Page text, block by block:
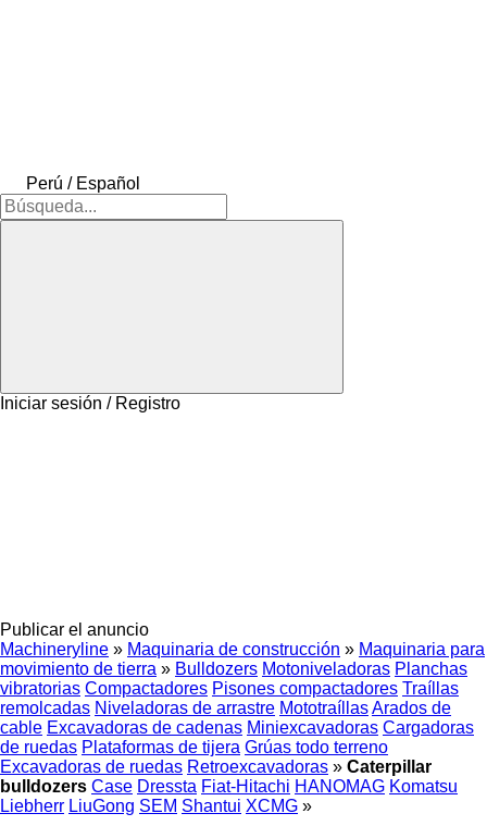
Perú / Español
Iniciar sesión / Registro
Publicar el anuncio
Machineryline » Maquinaria de construcción » Maquinaria para
movimiento de tierra » Bulldozers Motoniveladoras Planchas
vibratorias Compactadores Pisones compactadores Traíllas
remolcadas Niveladoras de arrastre MototraíllasArados de
cable Excavadoras de cadenas Miniexcavadoras Cargadoras
de ruedas Plataformas de tijera Grúas todo terreno
Excavadoras de ruedas Retroexcavadoras » Caterpillar
bulldozers Case Dressta Fiat-Hitachi HANOMAG Komatsu
Liebherr LiuGong SEM Shantui XCMG »